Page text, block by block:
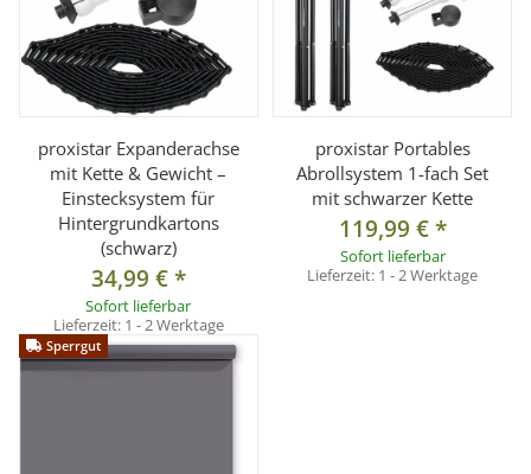
proxistar Expanderachse
mit Kette & Gewicht –
Einstecksystem für
Hintergrundkartons
(schwarz)
34,99 €*
Sofort lieferbar
Lieferzeit: 1 - 2 Werktage
proxistar Portables
Abrollsystem 1-fach Set
mit schwarzer Kette
119,99 €*
Sofort lieferbar
Lieferzeit: 1 - 2 Werktage
Sperrgut